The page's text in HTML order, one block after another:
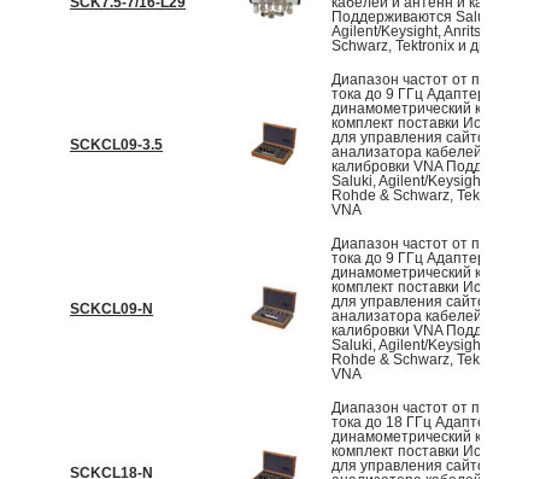
Поддерживаются Saluki,
Agilent/Keysight, Anritsu,
Schwarz, Tektronix и другие
SCKCL09-3.5
Диапазон частот от
тока до 9 ГГц Адаптеры и
динамометрический ключ
комплект поставки
для управления сайтом,
анализатора кабелей и
калибровки VNA
Saluki, Agilent/Keysight, Anritsu,
Rohde & Schwarz, Tektronix и
VNA
SCKCL09-N
Диапазон частот от
тока до 9 ГГц Адаптеры и
динамометрический ключ
комплект поставки
для управления сайтом,
анализатора кабелей и
калибровки VNA
Saluki, Agilent/Keysight, Anritsu,
Rohde & Schwarz, Tektronix и
VNA
SCKCL18-N
Диапазон частот от
тока до 18 ГГц Адаптеры и
динамометрический ключ
комплект поставки
для управления сайтом,